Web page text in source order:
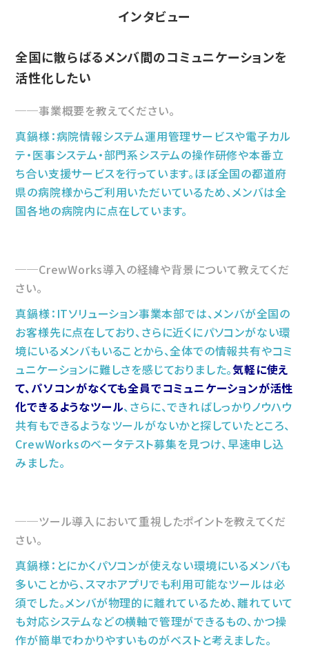
インタビュー
全国に散らばるメンバ間のコミュニケーションを
活性化したい
事業概要を教えてください。
真鍋様：病院情報システム運用管理サービスや電子カル
テ・医事システム・部門系システムの操作研修や本番立
ち合い支援サービスを行っています。ほぼ全国の都道府
県の病院様からご利用いただいているため、メンバは全
国各地の病院内に点在しています。
CrewWorks導入の経緯や背景について教えてくだ
さい。
真鍋様：ITソリューション事業本部では、メンバが全国の
お客様先に点在しており、さらに近くにパソコンがない環
境にいるメンバもいることから、全体での情報共有やコミ
ュニケーションに難しさを感じておりました。気軽に使え
て、パソコンがなくても全員でコミュニケーションが活性
化できるようなツール、さらに、できればしっかりノウハウ
共有もできるようなツールがないかと探していたところ、
CrewWorksのベータテスト募集を見つけ、早速申し込
みました。
ツール導入において重視したポイントを教えてくだ
さい。
真鍋様：とにかくパソコンが使えない環境にいるメンバも
多いことから、スマホアプリでも利用可能なツールは必
須でした。メンバが物理的に離れているため、離れていて
も対応システムなどの横軸で管理ができるもの、かつ操
作が簡単でわかりやすいものがベストと考えました。